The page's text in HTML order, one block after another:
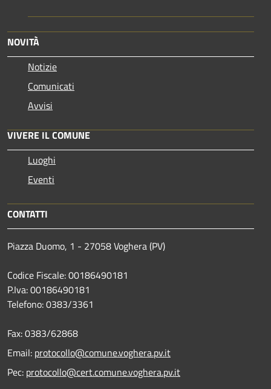
NOVITÀ
Notizie
Comunicati
Avvisi
VIVERE IL COMUNE
Luoghi
Eventi
CONTATTI
Piazza Duomo, 1 - 27058 Voghera (PV)
Codice Fiscale: 00186490181
P.Iva: 00186490181
Telefono:0383/3361
Fax:0383/62868
Email: protocollo@comune.voghera.pv.it
Pec: protocollo@cert.comune.voghera.pv.it